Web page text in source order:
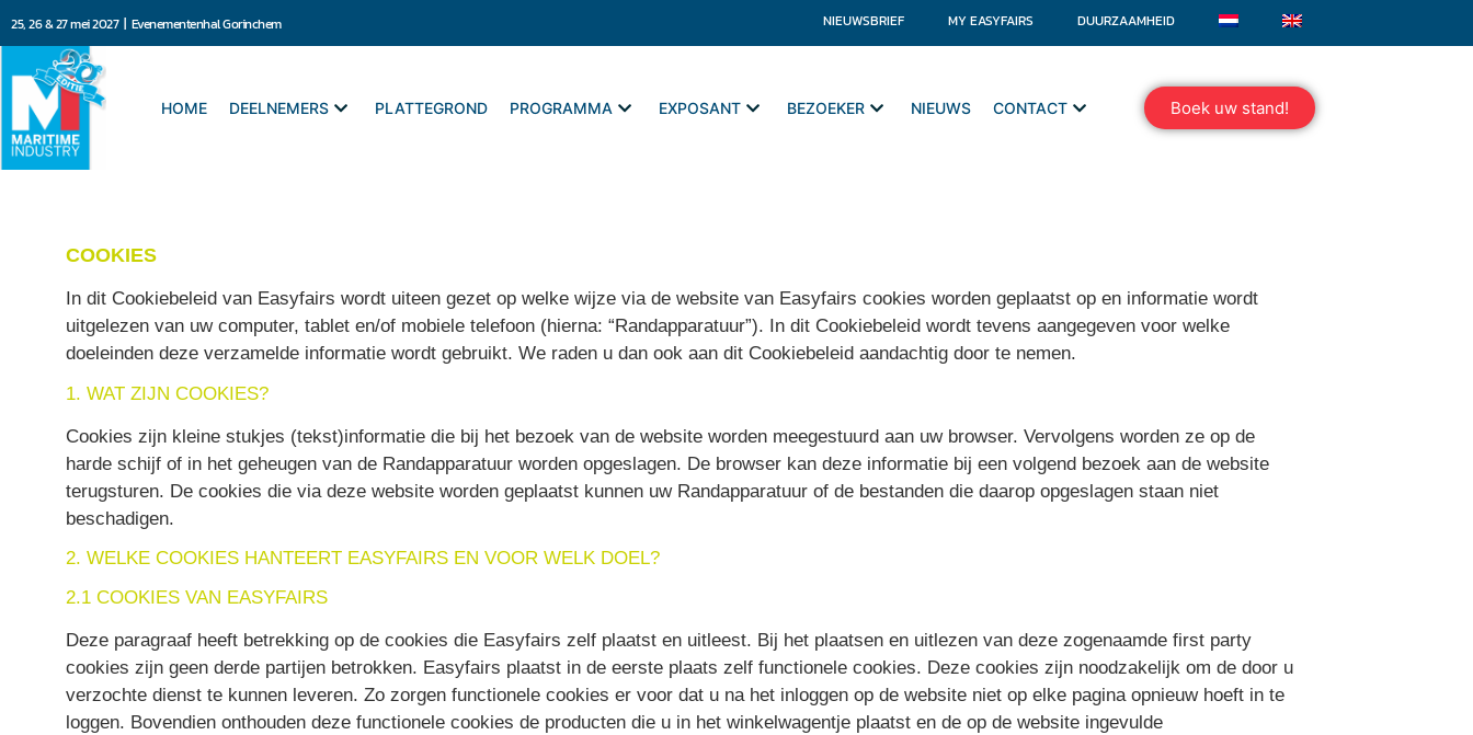
25, 26 & 27 mei 2027 | Evenementenhal Gorinchem NIEUWSBRIEF MY EASYFAIRS DUURZAAMHEID
HOME DEELNEMERS PLATTEGROND PROGRAMMA EXPOSANT BEZOEKER NIEUWS CONTACT Boek uw stand!
COOKIES
In dit Cookiebeleid van Easyfairs wordt uiteen gezet op welke wijze via de website van Easyfairs cookies worden geplaatst op en informatie wordt
uitgelezen van uw computer, tablet en/of mobiele telefoon (hierna: “Randapparatuur”). In dit Cookiebeleid wordt tevens aangegeven voor welke
doeleinden deze verzamelde informatie wordt gebruikt. We raden u dan ook aan dit Cookiebeleid aandachtig door te nemen.
1. WAT ZIJN COOKIES?
Cookies zijn kleine stukjes (tekst)informatie die bij het bezoek van de website worden meegestuurd aan uw browser. Vervolgens worden ze op de
harde schijf of in het geheugen van de Randapparatuur worden opgeslagen. De browser kan deze informatie bij een volgend bezoek aan de website
terugsturen. De cookies die via deze website worden geplaatst kunnen uw Randapparatuur of de bestanden die daarop opgeslagen staan niet
beschadigen.
2. WELKE COOKIES HANTEERT EASYFAIRS EN VOOR WELK DOEL?
2.1 COOKIES VAN EASYFAIRS
Deze paragraaf heeft betrekking op de cookies die Easyfairs zelf plaatst en uitleest. Bij het plaatsen en uitlezen van deze zogenaamde first party
cookies zijn geen derde partijen betrokken. Easyfairs plaatst in de eerste plaats zelf functionele cookies. Deze cookies zijn noodzakelijk om de door u
verzochte dienst te kunnen leveren. Zo zorgen functionele cookies er voor dat u na het inloggen op de website niet op elke pagina opnieuw hoeft in te
loggen. Bovendien onthouden deze functionele cookies de producten die u in het winkelwagentje plaatst en de op de website ingevulde